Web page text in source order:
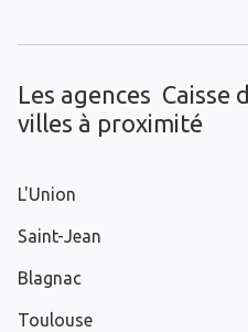
Les agences Caisse
villes à proximité
L'Union
Saint-Jean
Blagnac
Toulouse